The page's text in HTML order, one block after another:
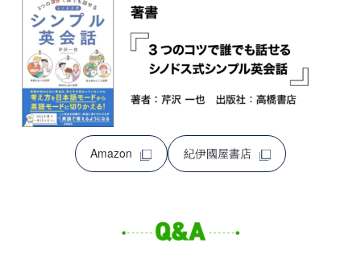
Amazon 紀伊國屋書店